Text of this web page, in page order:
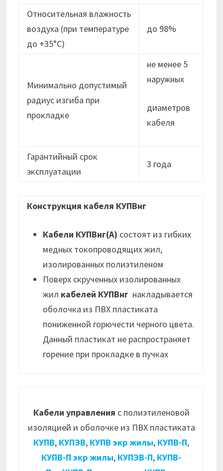
Относительная влажность
воздуха (при температуре
до +35°С)
до 98%
Минимально допустимый
радиус изгиба при
прокладке
не менее 5
наружных
диаметров
кабеля
Гарантийный срок
эксплуатации
3 года
Конструкция кабеля КУПВнг
Кабели КУПВнг(А) состоят из гибких
медных токопроводящих жил,
изолированных полиэтиленом
Поверх скрученных изолированных
жил кабелей КУПВнг накладывается
оболочка из ПВХ пластиката
пониженной горючести черного цвета.
Данный пластикат не распространяет
горение при прокладке в пучках
Кабели управления с полиэтиленовой
изоляцией и оболочке из ПВХ пластиката
КУПВ, КУПЭВ, КУПВ экр жилы, КУПВ-П,
КУПВ-П экр жилы, КУПЭВ-П, КУПВ-